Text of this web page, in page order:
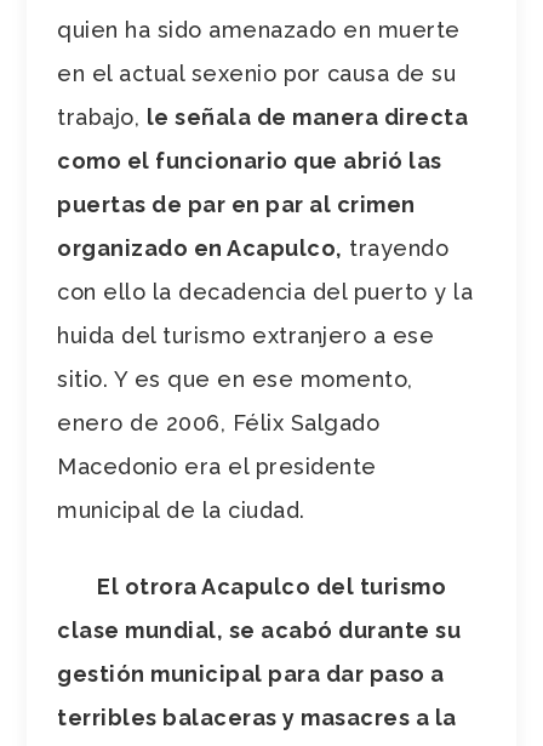
quien ha sido amenazado en muerte
en el actual sexenio por causa de su
trabajo, le señala de manera directa
como el funcionario que abrió las
puertas de par en par al crimen
organizado en Acapulco, trayendo
con ello la decadencia del puerto y la
huida del turismo extranjero a ese
sitio. Y es que en ese momento,
enero de 2006, Félix Salgado
Macedonio era el presidente
municipal de la ciudad.
El otrora Acapulco del turismo
clase mundial, se acabó durante su
gestión municipal para dar paso a
terribles balaceras y masacres a la